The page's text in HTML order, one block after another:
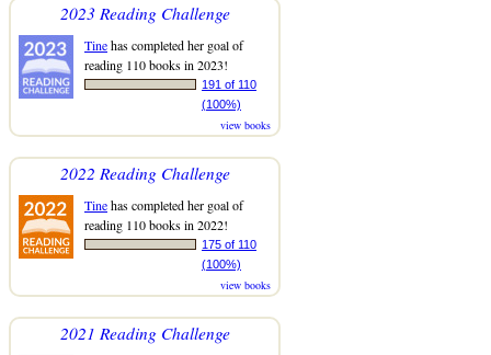
2023 Reading Challenge
Tinehas completed her goal of
reading 110 books in 2023!
191 of 110
(100%)
view books
2022 Reading Challenge
Tinehas completed her goal of
reading 110 books in 2022!
175 of 110
(100%)
view books
2021 Reading Challenge